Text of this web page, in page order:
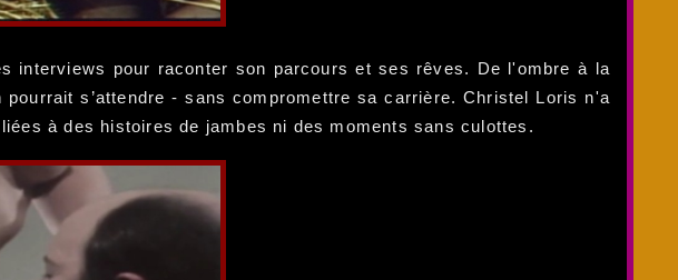
interviews pour raconter son parcours et ses rêves. De l'ombre à la
s’attendre - sans compromettre sa carrière. Christel Loris n'a
à des histoires de jambes ni des moments sans culottes.